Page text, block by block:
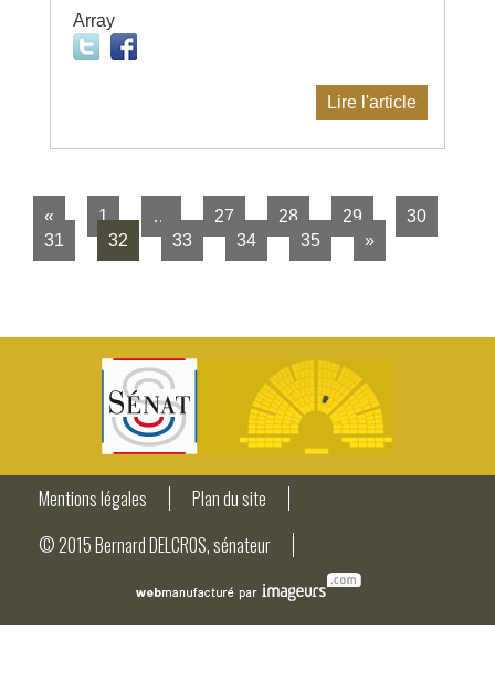
Lire l'article
Array
« 1 … 27 28 29
30
31
32 33 34 35 »
Mentions légales
Plan du site
© 2015 Bernard DELCROS, sénateur